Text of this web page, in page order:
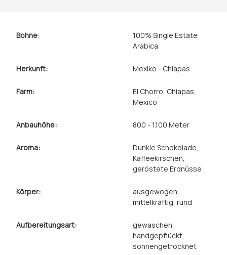
Bohne:
100% Single Estate
Arabica
Herkunft: Mexiko - Chiapas
Farm:
El Chorro, Chiapas,
Mexico
Anbauhöhe: 800 - 1.100 Meter
Aroma: Dunkle Schokolade,
Kaffeekirschen,
geröstete Erdnüsse
Körper: ausgewogen,
mittelkräftig, rund
Aufbereitungsart: gewaschen,
handgepflückt,
sonnengetrocknet